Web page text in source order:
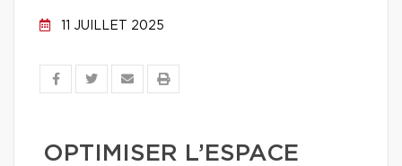
11 JUILLET 2025
OPTIMISER L’ESPACE